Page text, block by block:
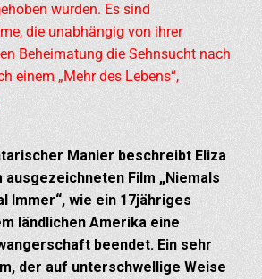
wurden. Es sind
die unabhängig von ihrer
Beheimatung die Sehnsucht nach
einem „Mehr des Lebens“,
Manier beschreibt Eliza
ausgezeichneten Film „Niemals
Immer“, wie ein 17jähriges
ländlichen Amerika eine
beendet. Ein sehr
der auf unterschwellige Weise